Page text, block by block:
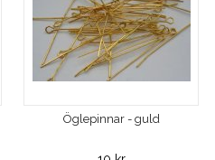
Öglepinnar - guld